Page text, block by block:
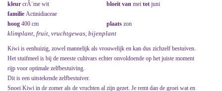
kleur crÃ¨me wit bloeit van mei tot juni
familie Actinidiaceae
hoog 400 cm plaats zon
klimplant, fruit, vruchtgewas, bijenplant
Kiwi is eenhuizig, zowel mannelijk als vrouwelijk en kan dus zichzelf bestuiven.
Het stuifmeel is bij de meeste cultivars echter onvoldoende op het juiste moment
rijp voor optimale zelfbestuiving.
Dit is een uitstekende zelfbestuiver.
Snoei Kiwi in de zomer als de vruchten al zijn gezet. Je remt dan de groei wat en